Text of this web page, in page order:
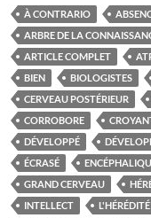
À CONTRARIO
ARBRE DE LA
ARTICLE COMPLET
BIEN
BIOLOGISTES
CERVEAU POSTÉRIEUR
CORROBORE
DÉVELOPPÉ
ÉCRASÉ
GRAND CERVEAU
INTELLECT
L'HÉRÉDITÉ